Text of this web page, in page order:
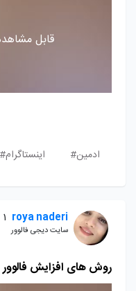
قابل
ادمین# اینستاگرام#
roya naderi 1 سال پیش
سایت دیجی فالوور
روش های افزایش